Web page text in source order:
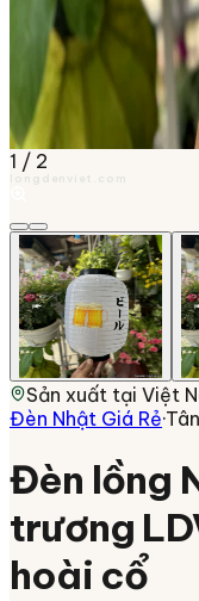
1 / 2
longdenviet.com
Sản xuất tại Việt
Đèn Nhật Giá Rẻ·
Đèn lồng
trương
hoài cổ